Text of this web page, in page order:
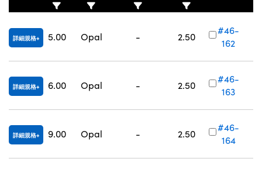
詳細規格 5.00 Opal - 2.50
#46-
162
詳細規格 6.00 Opal - 2.50
#46-
163
詳細規格 9.00 Opal - 2.50
#46-
164